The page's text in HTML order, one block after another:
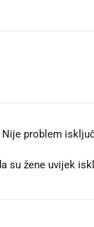
problem
su žene uvijek